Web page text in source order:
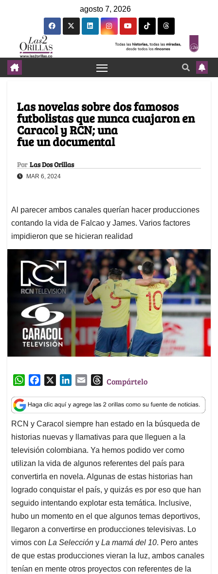
agosto 7, 2026
Las novelas sobre dos famosos
futbolistas que nunca cuajaron en
Caracol y RCN; una
fue un documental
Por Las Dos Orillas
MAR 6, 2024
Al parecer ambos canales querían hacer producciones
contando la vida de Falcao y James. Varios factores
impidieron que se hicieran realidad
W
a
t
s
A
p
p
c
e
b
o
o
k
n
k
e
d
I
n
a
i
l
T
r
e
a
d
s
Compártelo
RCN y Caracol siempre han estado en la búsqueda de
historias nuevas y llamativas para que lleguen a la
televisión colombiana. Ya hemos podido ver como
utilizan la vida de algunos referentes del país para
convertirla en novela. Algunas de estas historias han
logrado conquistar el país, y quizás es por eso que han
seguido intentando explotar esta temática. Inclusive,
hubo un momento en el que algunos temas deportivos,
llegaron a convertirse en producciones televisivas. Lo
vimos con La Selección y La mamá del 10. Pero antes
de que estas producciones vieran la luz, ambos canales
tenían en mente otros proyectos con referentes de la